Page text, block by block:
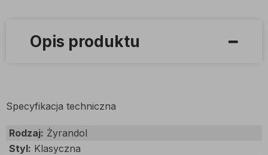
Opis produktu
Specyfikacja techniczna
Rodzaj: Żyrandol
Styl: Klasyczna